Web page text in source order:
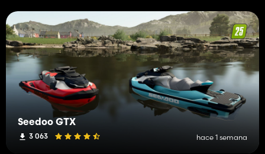
Seedoo GTX
3 063 hace 1 semana